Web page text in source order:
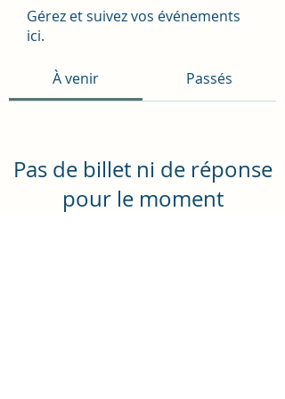
Gérez et suivez vos événements
ici.
À venir Passés
Pas de billet ni de réponse
pour le moment